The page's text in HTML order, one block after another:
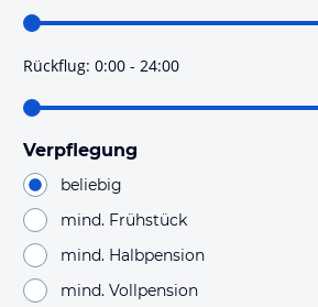
Rückflug: 0:00 - 24:00
Verpflegung
beliebig
mind. Frühstück
mind. Halbpension
mind. Vollpension